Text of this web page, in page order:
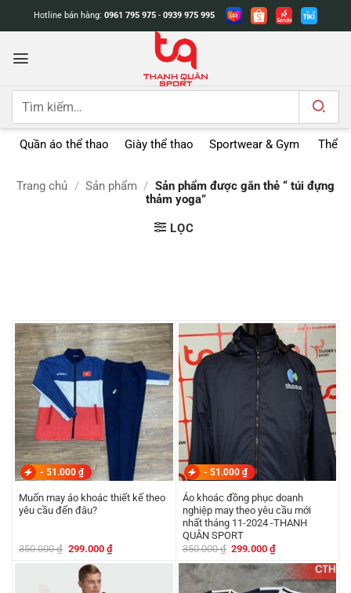
dung
Hotline bán hàng: 0961 795 975 - 0939 975 995
Tìm
Quần áo thể thao Giày thể thao Sportwear & Gym Thể
Trang chủ / Sản phẩm / Sản phẩm được gắn thẻ “ túi đựng
thảm yoga”
LỌC
- 51.000 ₫
Muốn may áo khoác thiết kế theo
yêu cầu đến đâu?
350.000₫ Giá
là:
350.000 ₫.
299.000 ₫Giá
hiện
- 51.000 ₫
Áo khoác đồng phục doanh
nghiệp may theo yêu cầu mới
nhất tháng 11-2024 -THANH
QUÂN SPORT
350.000₫ Giá
là:
350.000 ₫.
299.000₫Giá
tại
là:
299.000 ₫.